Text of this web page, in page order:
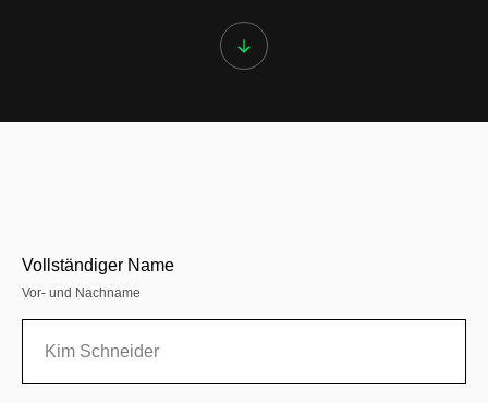
Vollständiger Name
Vor- und Nachname